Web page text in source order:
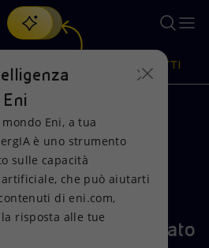
nuova soluzione di intelligenza
PRODOTTI
Stampa
Regno Unito
per il primo
di business regolato
Eni, a tua
è uno strumento
sulle capacità
artificiale, che può aiutarti
di eni.com,
risposta alle tue